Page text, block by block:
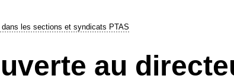
les sections et syndicats PTAS
au